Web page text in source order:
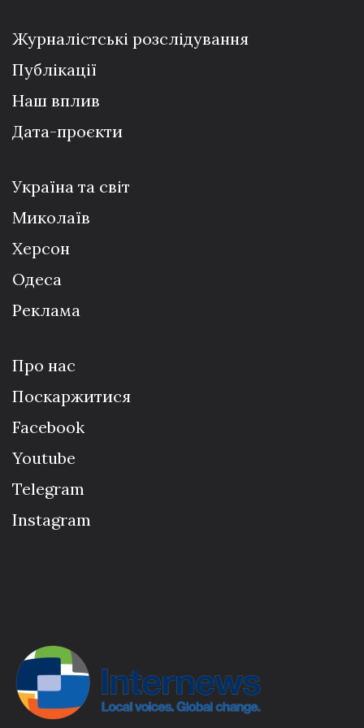
Журналістські розслідування
Публікації
Наш вплив
Дата-проєкти
Україна та світ
Миколаїв
Херсон
Одеса
Реклама
Про нас
Поскаржитися
Facebook
Youtube
Telegram
Instagram